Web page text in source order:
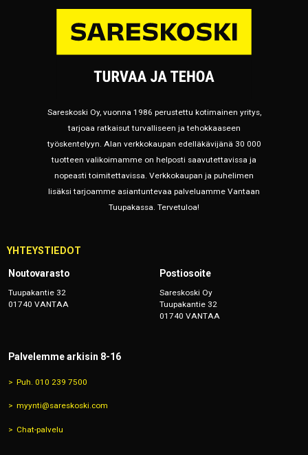
Sareskoski Oy, vuonna 1986 perustettu kotimainen yritys,
tarjoaa ratkaisut turvalliseen ja tehokkaaseen
työskentelyyn. Alan verkkokaupan edelläkävijänä 30 000
tuotteen valikoimamme on helposti saavutettavissa ja
nopeasti toimitettavissa. Verkkokaupan ja puhelimen
lisäksi tarjoamme asiantuntevaa palveluamme Vantaan
Tuupakassa. Tervetuloa!
YHTEYSTIEDOT
Noutovarasto
Tuupakantie 32
01740 VANTAA
Postiosoite
Sareskoski Oy
Tuupakantie 32
01740 VANTAA
Palvelemme arkisin 8-16
Puh. 010 239 7500
myynti@sareskoski.com
Chat-palvelu